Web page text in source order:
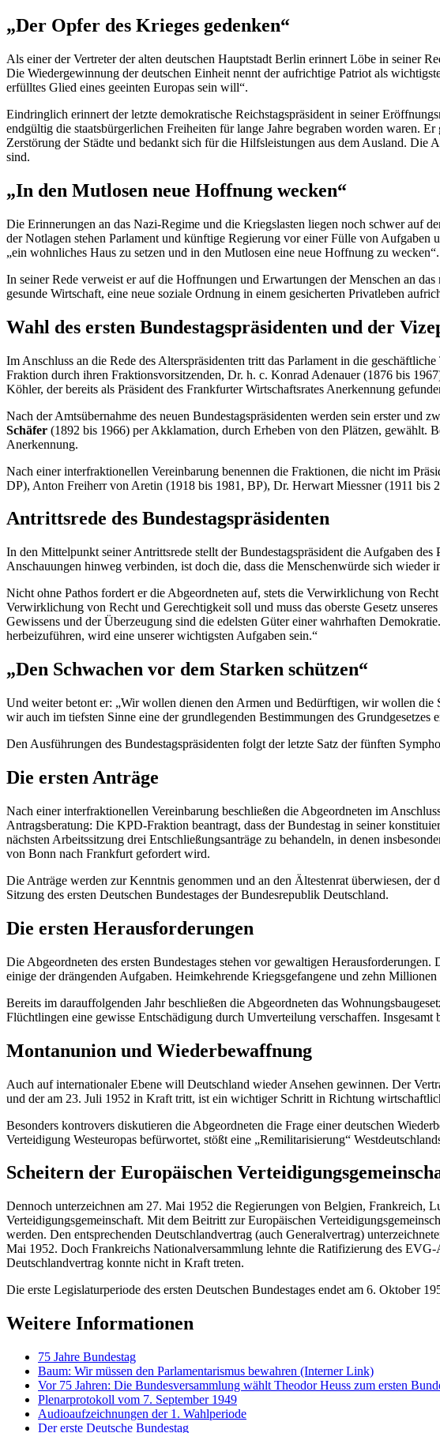
„Der Opfer des Krieges gedenken“
Als einer der Vertreter der alten deutschen Hauptstadt Berlin erinnert Löbe in seiner
Die Wiedergewinnung der deutschen Einheit nennt der aufrichtige Patriot als
erfülltes Glied eines geeinten Europas sein will“.
Eindringlich erinnert der letzte demokratische Reichstagspräsident in seiner
endgültig die staatsbürgerlichen Freiheiten für lange Jahre begraben worden waren.
Zerstörung der Städte und bedankt sich für die Hilfsleistungen aus dem Ausland. Die
sind.
„In den Mutlosen neue Hoffnung wecken“
Die Erinnerungen an das Nazi-Regime und die Kriegslasten liegen noch schwer auf
der Notlagen stehen Parlament und künftige Regierung vor einer Fülle von Aufgaben
„ein wohnliches Haus zu setzen und in den Mutlosen eine neue Hoffnung zu wecken“.
In seiner Rede verweist er auf die Hoffnungen und Erwartungen der Menschen an
gesunde Wirtschaft, eine neue soziale Ordnung in einem gesicherten Privatleben
Wahl des ersten Bundestagspräsidenten und der
Im Anschluss an die Rede des Alterspräsidenten tritt das Parlament in die
Fraktion durch ihren Fraktionsvorsitzenden, Dr. h. c. Konrad Adenauer (1876 bis
Köhler, der bereits als Präsident des Frankfurter Wirtschaftsrates Anerkennung
Nach der Amtsübernahme des neuen Bundestagspräsidenten werden sein erster und
Schäfer (1892 bis 1966) per Akklamation, durch Erheben von den Plätzen, gewählt.
Anerkennung.
Nach einer interfraktionellen Vereinbarung benennen die Fraktionen, die nicht im
DP), Anton Freiherr von Aretin (1918 bis 1981, BP), Dr. Herwart Miessner (1911
Antrittsrede des Bundestagspräsidenten
In den Mittelpunkt seiner Antrittsrede stellt der Bundestagspräsident die Aufgaben
Anschauungen hinweg verbinden, ist doch die, dass die Menschenwürde sich
Nicht ohne Pathos fordert er die Abgeordneten auf, stets die Verwirklichung von
Verwirklichung von Recht und Gerechtigkeit soll und muss das oberste Gesetz
Gewissens und der Überzeugung sind die edelsten Güter einer wahrhaften
herbeizuführen, wird eine unserer wichtigsten Aufgaben sein.“
„Den Schwachen vor dem Starken schützen“
Und weiter betont er: „Wir wollen dienen den Armen und Bedürftigen, wir wollen die
wir auch im tiefsten Sinne eine der grundlegenden Bestimmungen des
Den Ausführungen des Bundestagspräsidenten folgt der letzte Satz der fünften
Die ersten Anträge
Nach einer interfraktionellen Vereinbarung beschließen die Abgeordneten im
Antragsberatung: Die KPD-Fraktion beantragt, dass der Bundestag in seiner
nächsten Arbeitssitzung drei Entschließungsanträge zu behandeln, in denen
von Bonn nach Frankfurt gefordert wird.
Die Anträge werden zur Kenntnis genommen und an den Ältestenrat überwiesen,
Sitzung des ersten Deutschen Bundestages der Bundesrepublik Deutschland.
Die ersten Herausforderungen
Die Abgeordneten des ersten Bundestages stehen vor gewaltigen
einige der drängenden Aufgaben. Heimkehrende Kriegsgefangene und zehn
Bereits im darauffolgenden Jahr beschließen die Abgeordneten das
Flüchtlingen eine gewisse Entschädigung durch Umverteilung verschaffen. Insgesamt
Montanunion und Wiederbewaffnung
Auch auf internationaler Ebene will Deutschland wieder Ansehen gewinnen. Der
und der am 23. Juli 1952 in Kraft tritt, ist ein wichtiger Schritt in Richtung
Besonders kontrovers diskutieren die Abgeordneten die Frage einer deutschen
Verteidigung Westeuropas befürwortet, stößt eine „Remilitarisierung“
Scheitern der Europäischen
Dennoch unterzeichnen am 27. Mai 1952 die Regierungen von Belgien, Frankreich,
Verteidigungsgemeinschaft. Mit dem Beitritt zur Europäischen
werden. Den entsprechenden Deutschlandvertrag (auch Generalvertrag)
Mai 1952. Doch Frankreichs Nationalversammlung lehnte die Ratifizierung des
Deutschlandvertrag konnte nicht in Kraft treten.
Die erste Legislaturperiode des ersten Deutschen Bundestages endet am 6. Oktober
Weitere Informationen
75 Jahre Bundestag
Baum: Wir müssen den Parlamentarismus bewahren (Interner Link)
Vor 75 Jahren: Die Bundesversammlung wählt Theodor Heuss zum ersten
Plenarprotokoll vom 7. September 1949
Audioaufzeichnungen der 1. Wahlperiode
Der erste Deutsche Bundestag